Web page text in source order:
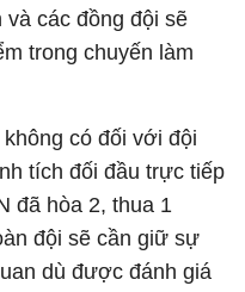
các đồng đội sẽ
trong chuyến làm
có đối với đội
tích đối đầu trực tiếp
đã hòa 2, thua 1
đội sẽ cần giữ sự
dù được đánh giá